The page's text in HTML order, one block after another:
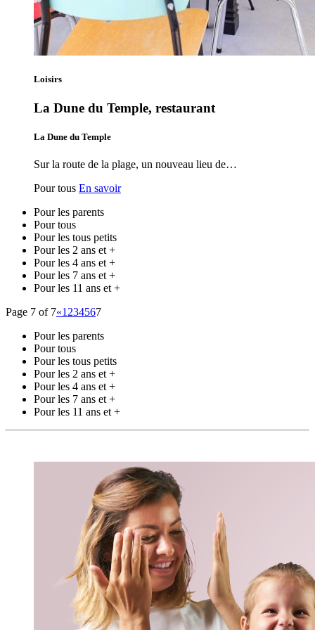
Loisirs
La Dune du Temple, restaurant
La Dune du Temple
Sur la route de la plage, un nouveau lieu de…
Pour tous En savoir
Pour les parents
Pour tous
Pour les tous petits
Pour les 2 ans et +
Pour les 4 ans et +
Pour les 7 ans et +
Pour les 11 ans et +
Page 7 of 7«1 234567
Pour les parents
Pour tous
Pour les tous petits
Pour les 2 ans et +
Pour les 4 ans et +
Pour les 7 ans et +
Pour les 11 ans et +